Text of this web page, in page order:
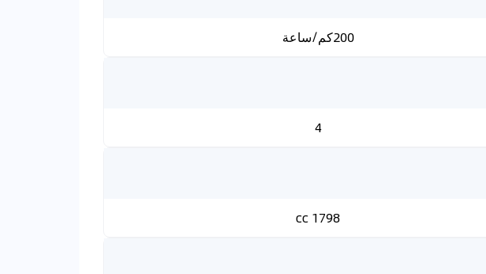
200كم/ساعة
4
1798 cc